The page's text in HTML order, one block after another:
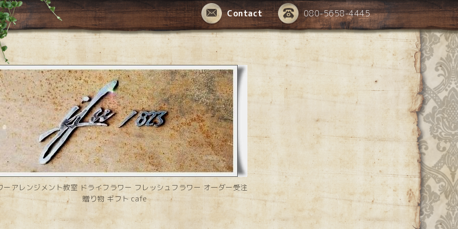
080-5658-4445
Contact
ーアレンジメント教室 ドライフラワー フレッシュフラワー オーダー受注
贈り物 ギフト cafe